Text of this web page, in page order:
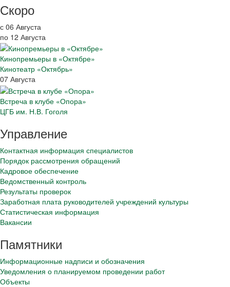
Скоро
с 06 Августа
по 12 Августа
Кинопремьеры в «Октябре»
Кинотеатр «Октябрь»
07 Августа
Встреча в клубе «Опора»
ЦГБ им. Н.В. Гоголя
Управление
Контактная информация специалистов
Порядок рассмотрения обращений
Кадровое обеспечение
Ведомственный контроль
Результаты проверок
Заработная плата руководителей учреждений культуры
Статистическая информация
Вакансии
Памятники
Информационные надписи и обозначения
Уведомления о планируемом проведении работ
Объекты